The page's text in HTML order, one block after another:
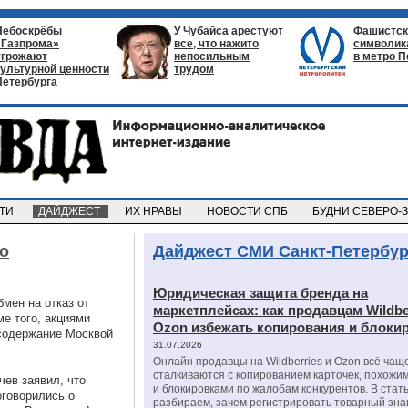
ценности
У Чубайса арестуют
все, что нажито
непосильным
трудом
в метро
ДАЙДЖЕСТ ИХ НРАВЫ НОВОСТИ СПБ БУДНИ
на отказ от
того, акциями
Москвой
заявил, что
о
Дайджест СМИ Санкт-
Юридическая защита бренда на
маркетплейсах: как продавцам
Ozon избежать копирования и
31.07.2026
Онлайн продавцы на Wildberries и Ozon всё
сталкиваются с копированием карточек,
и блокировками по жалобам конкурентов. В
разбираем, зачем регистрировать товарный